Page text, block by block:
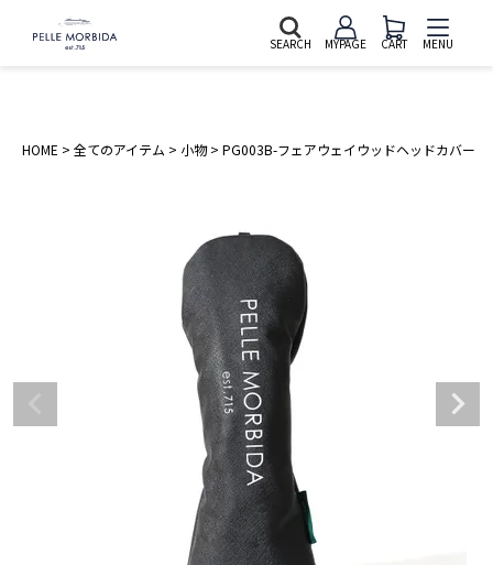
SEARCH MYPAGE CART MENU
HOME 全てのアイテム 小物 PG003B-フェアウェイウッドヘッドカバー